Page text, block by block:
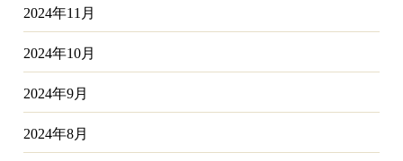
2024年11月
2024年10月
2024年9月
2024年8月